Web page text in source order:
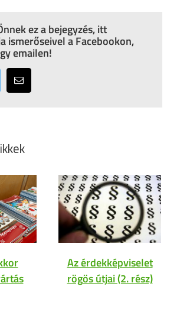
ez a bejegyzés, itt
ismerőseivel a Facebookon,
emailen!
Email:
Az érdekképviselet
rögös útjai (2. rész)